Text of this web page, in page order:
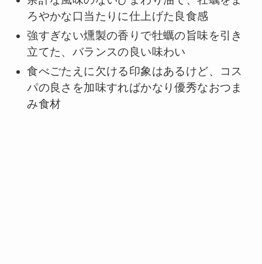
ろやかな口当たりに仕上げた良食感
強すぎない燻製の香りで牡蠣の旨味を引き
立てた、バランスの良い味わい
食べごたえに欠ける印象はあるけど、コス
パの良さを加味すればかなり優秀なおつま
み食材